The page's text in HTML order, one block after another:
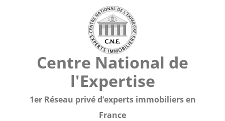
Centre National de
l'Expertise
1er Réseau privé d’experts immobiliers en
France